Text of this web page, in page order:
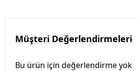
Müşteri Değerlendirmeleri
Bu ürün için değerlendirme yok